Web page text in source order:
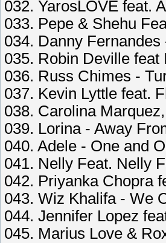
032. YarosLOVE feat.
033. Pepe & Shehu
034. Danny
035. Robin Deville
036. Russ Chimes -
037. Kevin Lyttle feat.
038. Carolina
039. Lorina - Away
040. Adele - One and
041. Nelly Feat. Nelly
042. Priyanka Chopra
043. Wiz Khalifa - We
044. Jennifer Lopez
045. Marius Love &